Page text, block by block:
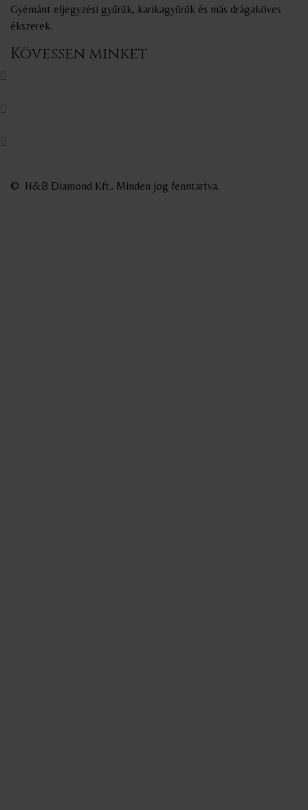
Gyémánt eljegyzési gyűrűk, karikagyűrűk és más drágaköves
ékszerek.
Kövessen minket
© H&B Diamond Kft.. Minden jog fenntartva.